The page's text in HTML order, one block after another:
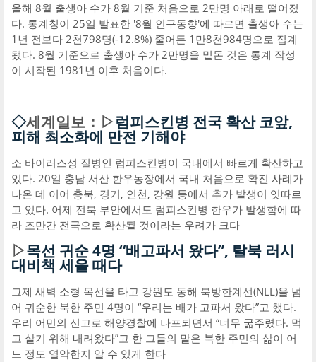
올해 8월 출생아 수가 8월 기준 처음으로 2만명 아래로 떨어졌
다. 통계청이 25일 발표한 '8월 인구동향'에 따르면 출생아 수는
1년 전보다 2천798명(-12.8%) 줄어든 1만8천984명으로 집계
됐다. 8월 기준으로 출생아 수가 2만명을 밑돈 것은 통계 작성
이 시작된 1981년 이후 처음이다.
◇세계일보：▷럼피스킨병 전국 확산 코앞,
피해 최소화에 만전 기해야
소 바이러스성 질병인 럼피스킨병이 국내에서 빠르게 확산하고
있다. 20일 충남 서산 한우농장에서 국내 처음으로 확진 사례가
나온 데 이어 충북, 경기, 인천, 강원 등에서 추가 발생이 잇따르
고 있다. 어제 전북 부안에서도 럼피스킨병 한우가 발생함에 따
라 조만간 전국으로 확산될 것이라는 우려가 크다
▷목선 귀순 4명 “배고파서 왔다”, 탈북 러시
대비책 세울 때다
그제 새벽 소형 목선을 타고 강원도 동해 북방한계선(NLL)을 넘
어 귀순한 북한 주민 4명이 “우리는 배가 고파서 왔다”고 했다.
우리 어민의 신고로 해양경찰에 나포되면서 “너무 굶주렸다. 먹
고 살기 위해 내려왔다”고 한 그들의 말은 북한 주민의 삶이 어
느 정도 열악한지 알 수 있게 한다